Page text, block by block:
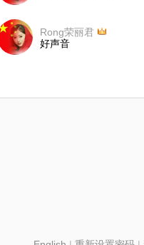
Rong荣丽君
好声音